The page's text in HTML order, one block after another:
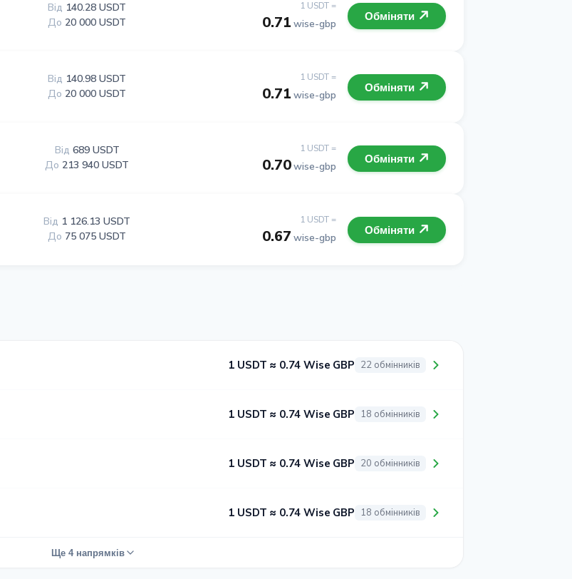
1 USDT =
0.71 wise-gbp
Від 140.28 USDT
До 20 000 USDT Обміняти
1 USDT =
0.71 wise-gbp
Від 140.98 USDT
До 20 000 USDT Обміняти
1 USDT =
0.70wise-gbp
Від 689 USDT
До 213 940 USDT Обміняти
1 USDT =
0.67 wise-gbp
Від 1 126.13 USDT
До 75 075 USDT Обміняти
1 USDT ≈ 0.74 Wise GBP 22 обмінників
1 USDT ≈ 0.74 Wise GBP 18 обмінників
1 USDT ≈ 0.74 Wise GBP 20 обмінників
1 USDT ≈ 0.74 Wise GBP 18 обмінників
Ще 4 напрямків